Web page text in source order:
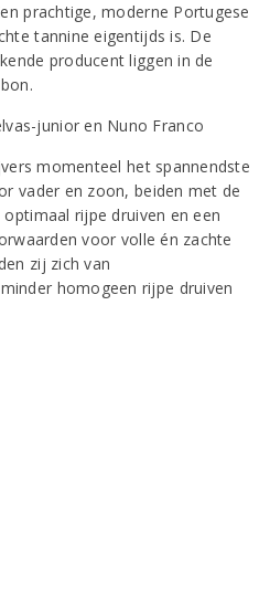
prachtige, moderne Portugese
tannine eigentijds is. De
producent liggen in de
momenteel het spannendste
vader en zoon, beiden met de
rijpe druiven en een
voor volle én zachte
zij zich van
homogeen rijpe druiven